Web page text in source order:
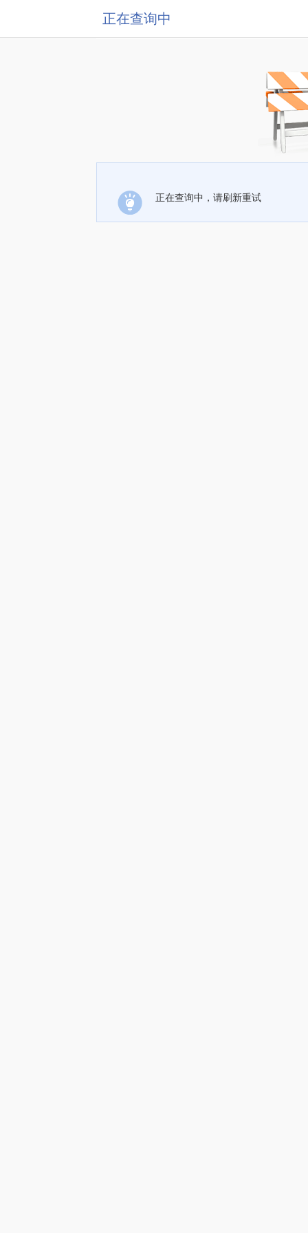
正在查询中
正在查询中，请刷新重试